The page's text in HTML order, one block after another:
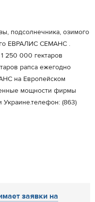
подсолнечника, озимого
ЕВРАЛИС СЕМАНС .
250 000 гектаров
рапса ежегодно
на Европейском
мощности фирмы
(863)
заявки на